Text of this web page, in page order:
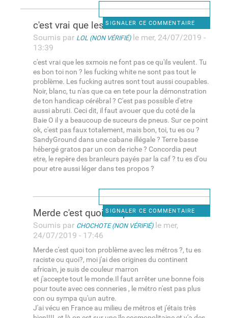
SIGNALER CE COMMENTAIRE
c'est vrai que les sxmois ne
Soumis par LOL (NON VÉRIFIÉ)le mer, 24/07/2019 -
13:39
c'est vrai que les sxmois ne font pas ce qu'ils veulent. Tu
es bon toi non ? les fucking white ne sont pas tout le
problème. Les fucking autres sont tout aussi coupables.
Noir, blanc, tu n'as que ca en tete pour la démonstration
de ton handicap cérébral ? C'est pas possible d'etre
aussi abruti. Ceci dit, il faut avouer que du coté de la
Baie O il y a beaucoup de suceurs de pneus. Sur ce point
ok, c'est pas faux totalement, mais bon, toi, tu es ou ?
SandyGround dans une cabane illégale ? Terre basse
hébergé gratos par un con de riche ? Concordia peut
etre, le repère des branleurs payés par la caf ? tu es d'ou
pour etre aussi léger dans tes propos ?
SIGNALER CE COMMENTAIRE
Merde c'est quoi ton problème
Soumis par CHOCHOTE (NON VÉRIFIÉ)le mer,
24/07/2019 - 17:46
Merde c'est quoi ton problème avec les métros ?, tu es
raciste ou quoi?, moi j'ai des origines du continent
africain, je suis de couleur marron
et j'accepte tout le monde.Il faut arrêter une bonne fois
pour toute avec ces conneries , le métro n'est pas plus
con ou sympa qu'un autre.
J'ai vécu en France au milieu de métros et j'étais très